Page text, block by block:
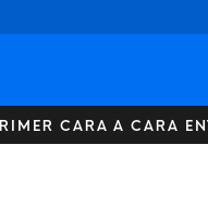
CARA A CARA